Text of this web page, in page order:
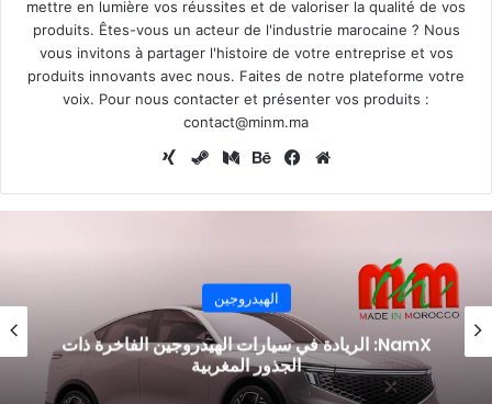
mettre en lumière vos réussites et de valoriser la qualité de vos
produits. Êtes-vous un acteur de l'industrie marocaine ? Nous
vous invitons à partager l'histoire de votre entreprise et vos
produits innovants avec nous. Faites de notre plateforme votre
voix. Pour nous contacter et présenter vos produits :
contact@minm.ma
موقع
فيسبوكبيهانسوسط ستيم
الهيدروجين
NamX: الريادة في سيارات الهيدروجين الفاخرة ذات
الجذور المغربية